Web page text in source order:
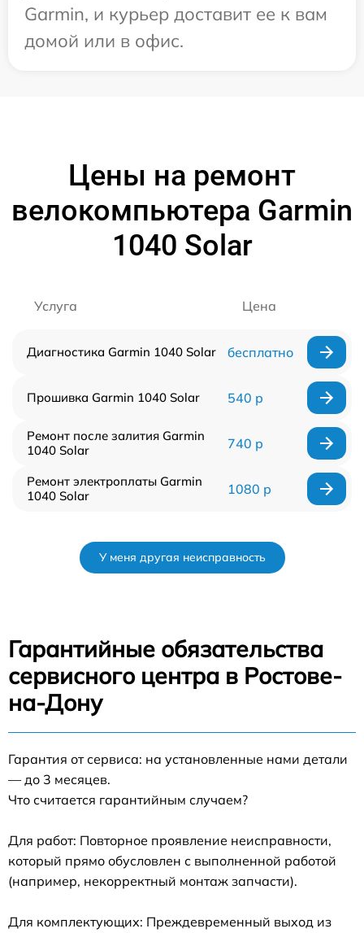
Garmin, и курьер доставит ее к вам
домой или в офис.
Цены на ремонт
велокомпьютера Garmin
1040 Solar
Услуга Цена
Диагностика Garmin 1040 Solar бесплатно
Прошивка Garmin 1040 Solar 540 р
Ремонт после залития Garmin
1040 Solar
740 р
Ремонт электроплаты Garmin
1040 Solar
1080 р
У меня другая неисправность
Гарантийные обязательства
сервисного центра в Ростове-
на-Дону
Гарантия от сервиса: на установленные нами детали
— до 3 месяцев.
Что считается гарантийным случаем?
Для работ: Повторное проявление неисправности,
который прямо обусловлен с выполненной работой
(например, некорректный монтаж запчасти).
Для комплектующих: Преждевременный выход из